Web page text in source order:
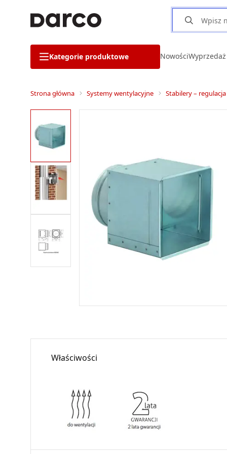
Kategorie produktowe NowościWyprzedaż
Strona główna Systemy wentylacyjne Stabilery –
Właściwości